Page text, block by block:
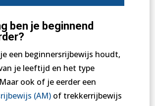
ben je beginnend
een beginnersrijbewijs houdt,
je leeftijd en het type
ook of je eerder een
(AM)of trekkerrijbewijs